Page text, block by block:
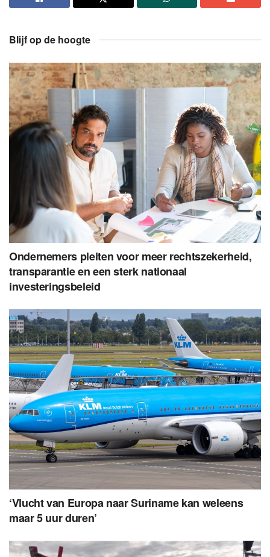
Blijf op de hoogte
Ondernemers pleiten voor meer rechtszekerheid,
transparantie en een sterk nationaal
investeringsbeleid
‘Vlucht van Europa naar Suriname kan weleens
maar 5 uur duren’